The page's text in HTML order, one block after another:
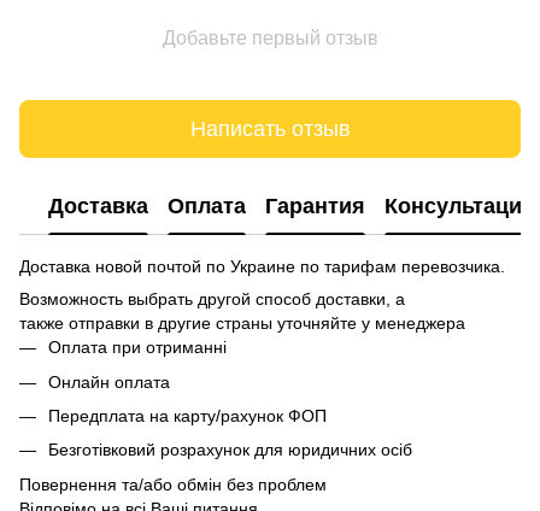
Добавьте первый отзыв
Написать отзыв
Доставка Оплата Гарантия Консультация
Доставка новой почтой по Украине по тарифам перевозчика.
Возможность выбрать другой способ доставки, а
также отправки в другие страны уточняйте у менеджера
Оплата при отриманні
Онлайн оплата
Передплата на карту/рахунок ФОП
Безготівковий розрахунок для юридичних осіб
Повернення та/або обмін без проблем